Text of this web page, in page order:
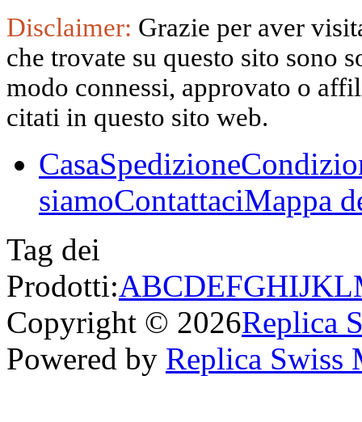
Disclaimer: Grazie per aver
che trovate su questo sito sono
modo connessi, approvato o
citati in questo sito web.
CasaSpedizione
siamoContattaciMappa
Tag dei
Prodotti:ABCDEFGHIJKL
Copyright © 2026Replica
Powered by Replica Swiss